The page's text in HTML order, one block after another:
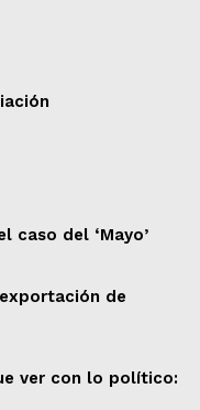
caso del ‘Mayo’
de
ver con lo político: